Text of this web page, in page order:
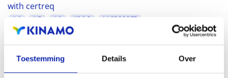
Toestemming Details Over
with certreq
II 6 II 7 II 8 IIS 8.5
MICROSOFT
WINDOWS SERVER 2003
WINDOWS SERVER 2012
WINDOWS SERVER 2012 R2